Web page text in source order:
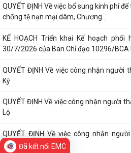
TIN MỚI
QUYẾT ĐỊNH Về việc công nhận người
Lộ
QUYẾT ĐỊNH Về việc công nhận
Phương La
QUYẾT ĐỊNH Về việc công nhận người
Hải
QUYẾT ĐỊNH Về việc công nhận người
Lư
Công an xã Hà Bắc khuyến cáo các vị
xe theo quy định mới.
Đã kết nối EMC